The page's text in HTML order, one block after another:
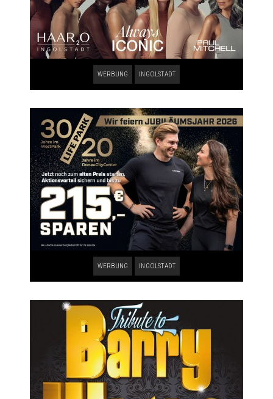
WERBUNG INGOLSTADT
WERBUNG INGOLSTADT